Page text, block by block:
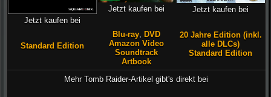
Jetzt kaufen bei
Standard Edition
Jetzt kaufen bei
Blu-ray
DVD
Amazon Video
Soundtrack
Artbook
Jetzt kaufen bei
20 Jahre Edition (inkl.
alle DLCs)
Standard Edition
Mehr Tomb Raider-Artikel gibt's direkt bei